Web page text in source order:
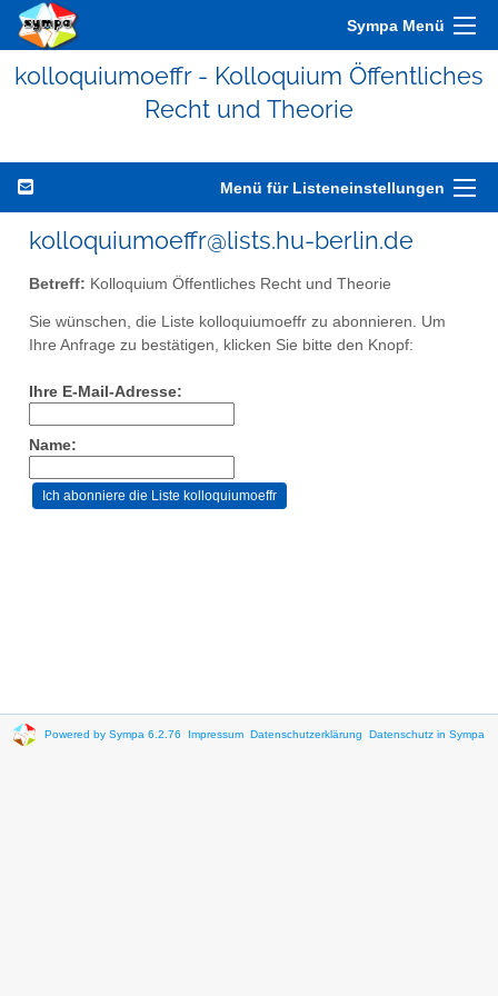
Sympa Menü
kolloquiumoeffr - Kolloquium Öffentliches
Recht und Theorie
Menü für Listeneinstellungen
kolloquiumoeffr@lists.hu-berlin.de
Betreff: Kolloquium Öffentliches Recht und Theorie
Sie wünschen, die Liste kolloquiumoeffr zu abonnieren. Um
Ihre Anfrage zu bestätigen, klicken Sie bitte den Knopf:
Ihre E-Mail-Adresse:
Name:
Powered by Sympa 6.2.76 Impressum Datenschutzerklärung Datenschutz in Sympa